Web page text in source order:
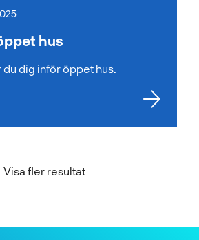
hus
dig inför öppet hus.
Visa fler resultat